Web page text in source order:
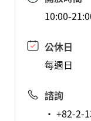
10:00-
公休日
每週日
諮詢
· +82-2-